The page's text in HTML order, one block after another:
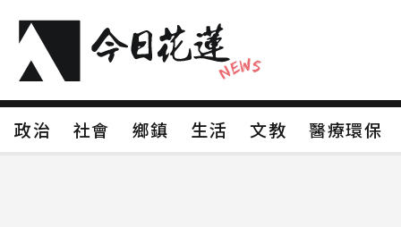
政治 社會 鄉鎮 生活 文教
醫療環保
政治 社會 鄉鎮 生活 文教 醫療環保